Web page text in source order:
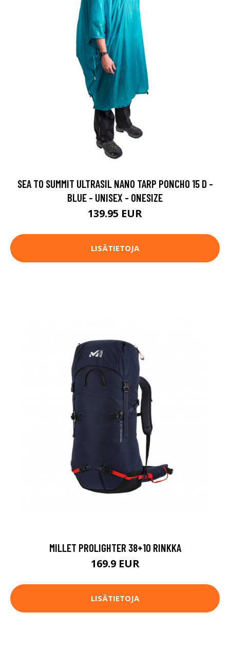
SEA TO SUMMIT ULTRASIL NANO TARP PONCHO 15 D -
BLUE - UNISEX - ONESIZE
139.95 EUR
LISÄTIETOJA
MILLET PROLIGHTER 38+10 RINKKA
169.9 EUR
LISÄTIETOJA